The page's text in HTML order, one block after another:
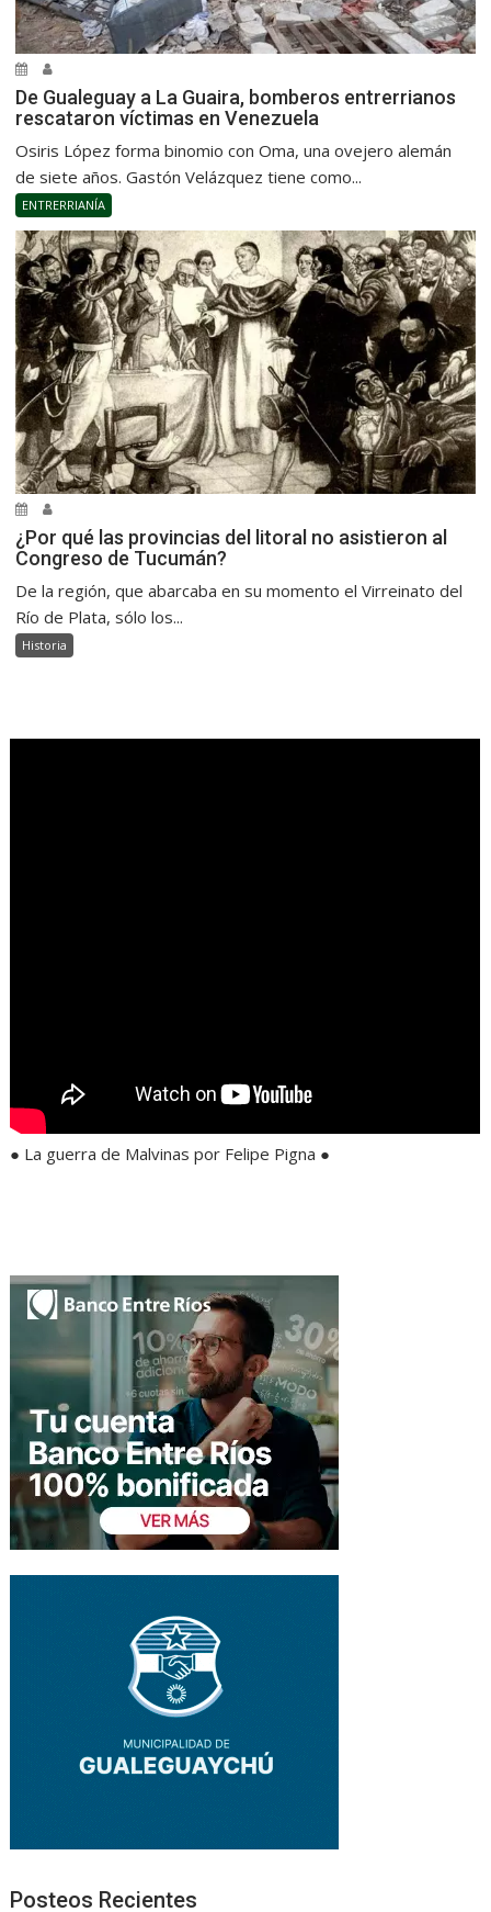
De Gualeguay a La Guaira, bomberos entrerrianos
rescataron víctimas en Venezuela
Osiris López forma binomio con Oma, una ovejero alemán
de siete años. Gastón Velázquez tiene como...
ENTRERRIANÍA
¿Por qué las provincias del litoral no asistieron al
Congreso de Tucumán?
De la región, que abarcaba en su momento el Virreinato del
Río de Plata, sólo los...
Historia
● La guerra de Malvinas por Felipe Pigna ●
Posteos Recientes